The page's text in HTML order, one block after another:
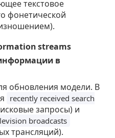
текстовое
фонетической
streams
в
обновления модели. В
recently received search
запросы) и
broadcasts
трансляций).